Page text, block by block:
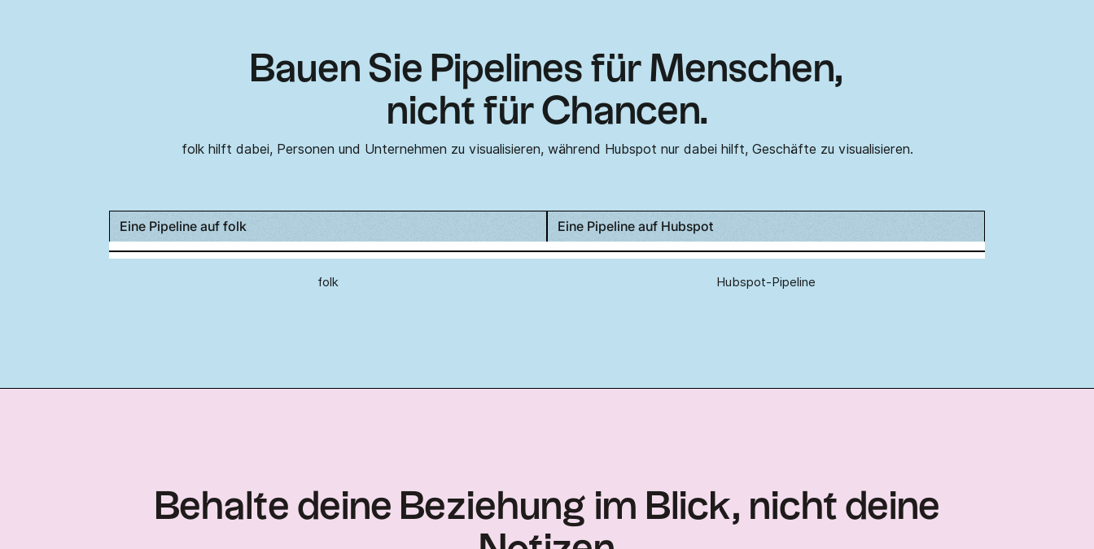
Bauen Sie Pipelines für Menschen,
nicht für Chancen.
folk hilft dabei, Personen und Unternehmen zu visualisieren, während Hubspot nur dabei hilft, Geschäfte zu visualisieren.
Eine Pipeline auf folk
folk
Eine Pipeline auf Hubspot
Hubspot-Pipeline
Behalte deine Beziehung im Blick, nicht deine